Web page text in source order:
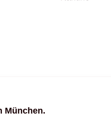
München.